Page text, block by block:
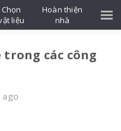
các công
ago
Chọn
liệu
Hoàn thiện
nhà